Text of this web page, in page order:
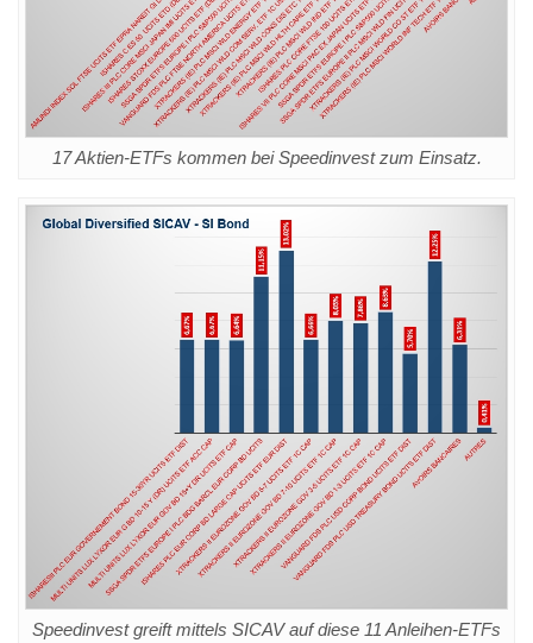
17 Aktien-ETFs kommen bei Speedinvest zum Einsatz.
Speedinvest greift mittels SICAV auf diese 11 Anleihen-ETFs